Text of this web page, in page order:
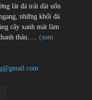
lát đá trải dài uốn
những khối đá
cây xanh mát làm
thản.....(xem